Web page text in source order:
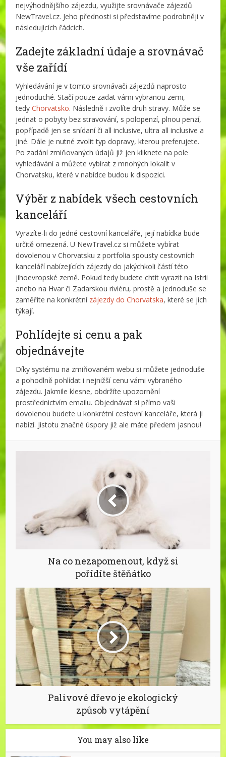
nejvýhodnějšího zájezdu, využijte srovnávače zájezdů
NewTravel.cz. Jeho přednosti si představíme podrobněji v
následujících řádcích.
Zadejte základní údaje a srovnávač
vše zařídí
Vyhledávání je v tomto srovnávači zájezdů naprosto
jednoduché. Stačí pouze zadat vámi vybranou zemi,
tedyChorvatsko. Následně i zvolíte druh stravy. Může se
jednat o pobyty bez stravování, s polopenzí, plnou penzí,
popřípadě jen se snídaní či all inclusive, ultra all inclusive a
jiné. Dále je nutné zvolit typ dopravy, kterou preferujete.
Po zadání zmiňovaných údajů již jen kliknete na pole
vyhledávání a můžete vybírat z mnohých lokalit v
Chorvatsku, které v nabídce budou k dispozici.
Výběr z nabídek všech cestovních
kanceláří
Vyrazíte-li do jedné cestovní kanceláře, její nabídka bude
určitě omezená. U NewTravel.cz si můžete vybírat
dovolenou v Chorvatsku z portfolia spousty cestovních
kanceláří nabízejících zájezdy do jakýchkoli částí této
jihoevropské země. Pokud tedy budete chtít vyrazit na Istrii
anebo na Hvar či Zadarskou riviéru, prostě a jednoduše se
zaměříte na konkrétní zájezdy do Chorvatska, které se jich
týkají.
Pohlídejte si cenu a pak
objednávejte
Díky systému na zmiňovaném webu si můžete jednoduše
a pohodlně pohlídat i nejnižší cenu vámi vybraného
zájezdu. Jakmile klesne, obdržíte upozornění
prostřednictvím emailu. Objednávat si přímo vaši
dovolenou budete u konkrétní cestovní kanceláře, která ji
nabízí. Jistotu značné úspory již ale máte předem jasnou!
Na co nezapomenout, když si
pořídíte štěňátko
Palivové dřevo je ekologický
způsob vytápění
You may also like